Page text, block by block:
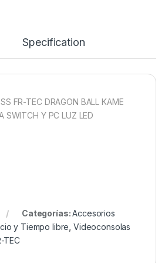
Specification
FR-TEC DRAGON BALL KAME
SWITCH Y PC LUZ LED
Categorías:Accesorios
y Tiempo libre Videoconsolas
TEC